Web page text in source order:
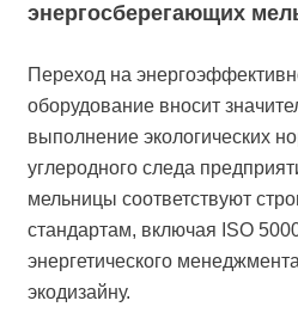
энергосберегающих
Переход на
оборудование вносит
выполнение экологических
углеродного следа
мельницы соответствуют
стандартам, включая ISO
энергетического
экодизайну.